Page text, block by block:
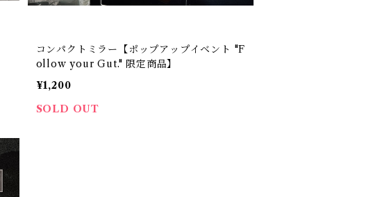
コンパクトミラー【ポップアップイベント "F
ollow your Gut." 限定商品】
¥1,200
SOLD OUT